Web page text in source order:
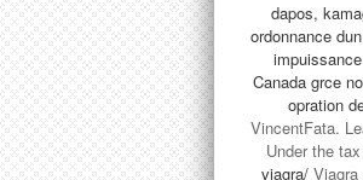
dapos,
ordonnance
Canada grce
opration
VincentFata.
Under the
viagra/